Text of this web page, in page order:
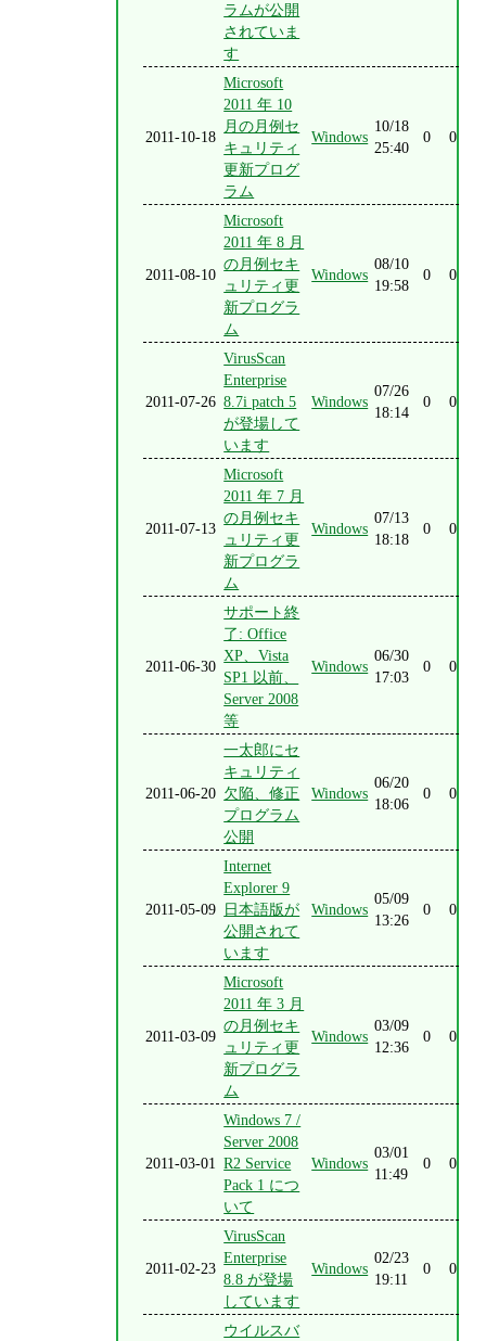
ラムが公開
されていま
す
2011-10-18
Microsoft
2011 年 10
月の月例セ
キュリティ
更新プログ
ラム
Windows
10/18
25:40
0 0
2011-08-10
Microsoft
2011 年 8 月
の月例セキ
ュリティ更
新プログラ
ム
Windows
08/10
19:58
0 0
2011-07-26
VirusScan
Enterprise
8.7i patch 5
が登場して
います
Windows
07/26
18:14
0 0
2011-07-13
Microsoft
2011 年 7 月
の月例セキ
ュリティ更
新プログラ
ム
Windows
07/13
18:18
0 0
2011-06-30
サポート終
了: Office
XP、Vista
SP1 以前、
Server 2008
等
Windows
06/30
17:03
0 0
2011-06-20
一太郎にセ
キュリティ
欠陥、修正
プログラム
公開
Windows
06/20
18:06
0 0
2011-05-09
Internet
Explorer 9
日本語版が
公開されて
います
Windows
05/09
13:26
0 0
2011-03-09
Microsoft
2011 年 3 月
の月例セキ
ュリティ更
新プログラ
ム
Windows
03/09
12:36
0 0
2011-03-01
Windows 7 /
Server 2008
R2 Service
Pack 1 につ
いて
Windows
03/01
11:49
0 0
2011-02-23
VirusScan
Enterprise
8.8 が登場
しています
Windows
02/23
19:11
0 0
ウイルスバ